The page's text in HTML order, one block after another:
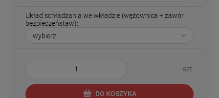
Układ schładzania we wkładzie (wężownica + zawór
bezpieczeństaw):
szt.
DO KOSZYKA